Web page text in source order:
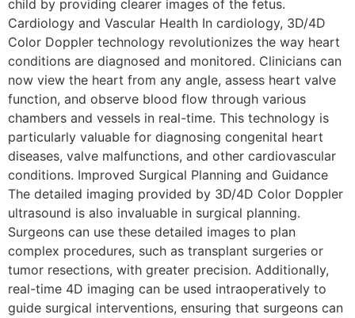
child by providing clearer images of the fetus.
Cardiology and Vascular Health In cardiology, 3D/4D
Color Doppler technology revolutionizes the way heart
conditions are diagnosed and monitored. Clinicians can
now view the heart from any angle, assess heart valve
function, and observe blood flow through various
chambers and vessels in real-time. This technology is
particularly valuable for diagnosing congenital heart
diseases, valve malfunctions, and other cardiovascular
conditions. Improved Surgical Planning and Guidance
The detailed imaging provided by 3D/4D Color Doppler
ultrasound is also invaluable in surgical planning.
Surgeons can use these detailed images to plan
complex procedures, such as transplant surgeries or
tumor resections, with greater precision. Additionally,
real-time 4D imaging can be used intraoperatively to
guide surgical interventions, ensuring that surgeons can